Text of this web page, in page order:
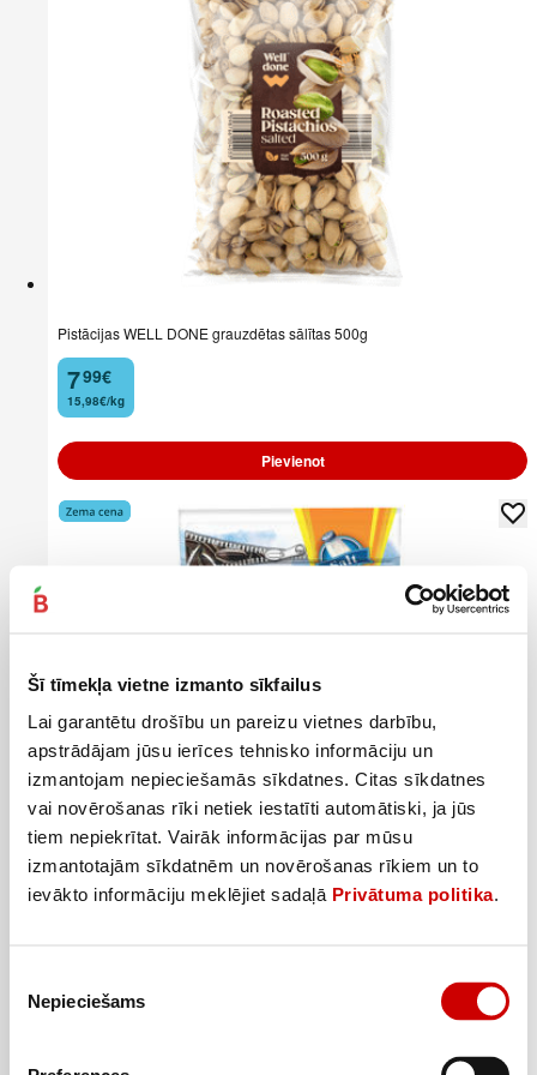
Šī tīmekļa vietne izmanto sīkfailus
Lai garantētu drošību un pareizu vietnes darbību,
apstrādājam jūsu ierīces tehnisko informāciju un
izmantojam nepieciešamās sīkdatnes. Citas sīkdatnes
vai novērošanas rīki netiek iestatīti automātiski, ja jūs
tiem nepiekrītat. Vairāk informācijas par mūsu
izmantotajām sīkdatnēm un novērošanas rīkiem un to
ievākto informāciju meklējiet sadaļā Privātuma politika.
izvēle
Nepieciešams
Pistācijas WELL DONE grauzdētas sālītas 500g
7
. 99€
15,98€/kg
Pievienot
Saulespuķu sēklas YES svītrainās sālītas 150g